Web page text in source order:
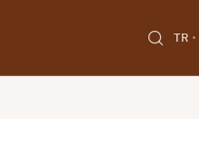
TR